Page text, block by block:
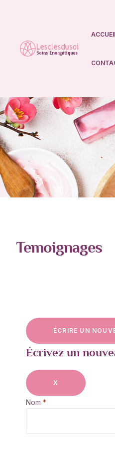
Temoignages
Écrivez un
X
Nom *